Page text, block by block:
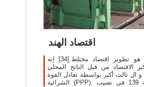
اقتصاد الهند
ال اقتصاد الهند هو تطوير اقتصاد مختلط.[34] إنه
الاقتصاد من قبل الناتج المحلي
و ال ثالث أكبر بواسطة تعادل القوة
الشرائية (PPP). البلد في المرتبة 139 في نصيب